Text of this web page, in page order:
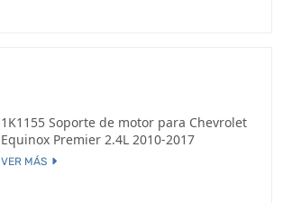
1K1155 Soporte de motor para Chevrolet
Equinox Premier 2.4L 2010-2017
VER MÁS